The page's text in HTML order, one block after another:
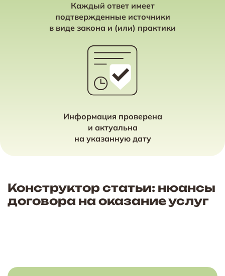
Каждый ответ имеет
подтвержденные источники
в виде закона и (или) практики
Информация проверена
и актуальна
на указанную дату
Конструктор статьи: нюансы
договора на оказание услуг